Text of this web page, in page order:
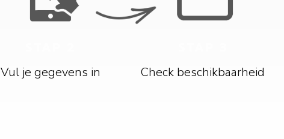
Vul je gegevens in Check beschikbaarheid